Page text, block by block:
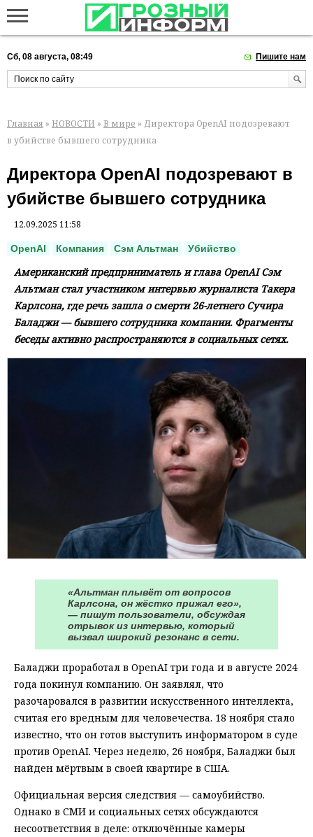
Сб, 08 августа, 08:49 Пишите нам
Главная » НОВОСТИ » В мире » Директора OpenAI подозревают
в убийстве бывшего сотрудника
Директора OpenAI подозревают в
убийстве бывшего сотрудника
12.09.2025 11:58
OpenAI Компания Сэм Альтман Убийство
Американский предприниматель и глава OpenAI Сэм
Альтман стал участником интервью журналиста Такера
Карлсона, где речь зашла о смерти 26-летнего Сучира
Баладжи — бывшего сотрудника компании. Фрагменты
беседы активно распространяются в социальных сетях.
«Альтман плывёт от вопросов
Карлсона, он жёстко прижал его»,
— пишут пользователи, обсуждая
отрывок из интервью, который
вызвал широкий резонанс в сети.
Баладжи проработал в OpenAI три года и в августе 2024
года покинул компанию. Он заявлял, что
разочаровался в развитии искусственного интеллекта,
считая его вредным для человечества. 18 ноября стало
известно, что он готов выступить информатором в суде
против OpenAI. Через неделю, 26 ноября, Баладжи был
найден мёртвым в своей квартире в США.
Официальная версия следствия — самоубийство.
Однако в СМИ и социальных сетях обсуждаются
несоответствия в деле: отключённые камеры